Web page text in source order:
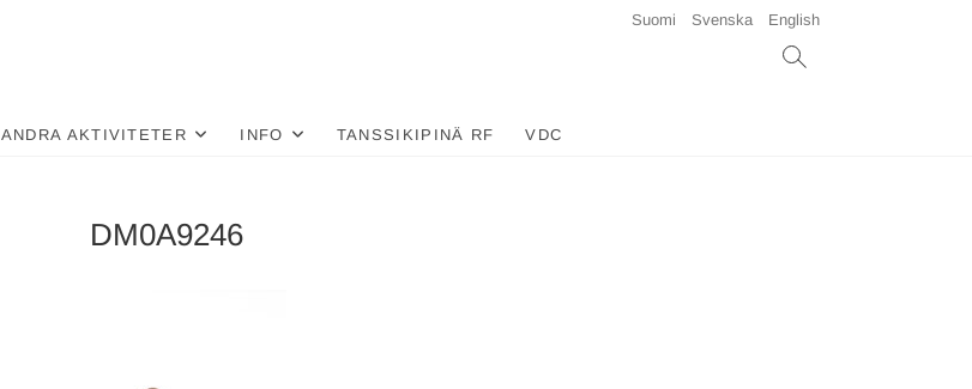
Suomi Svenska English
ANDRA AKTIVITETER INFO TANSSIKIPINÄ RF VDC
DM0A9246